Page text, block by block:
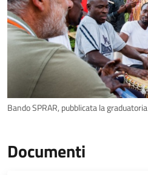
Bando SPRAR, pubblicata la graduatoria
Documenti